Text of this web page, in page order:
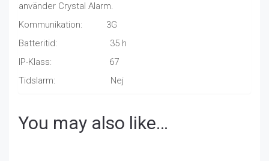
använder Crystal Alarm.
Kommunikation: 3G
Batteritid: 35 h
IP-Klass: 67
Tidslarm: Nej
You may also like…